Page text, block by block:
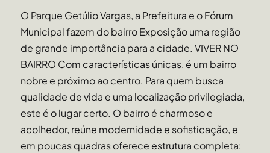
O Parque Getúlio Vargas, a Prefeitura e o Fórum
Municipal fazem do bairro Exposição uma região
de grande importância para a cidade. VIVER NO
BAIRRO Com características únicas, é um bairro
nobre e próximo ao centro. Para quem busca
qualidade de vida e uma localização privilegiada,
este é o lugar certo. O bairro é charmoso e
acolhedor, reúne modernidade e sofisticação, e
em poucas quadras oferece estrutura completa: